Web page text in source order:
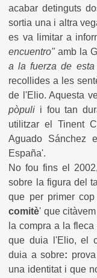
acabar detinguts
sortia una i altra
es va limitar a
encuentro"amb la
a la fuerza de esta
recollides a les
de l'Elio. Aquesta
pòpuli i fou tan
utilitzar el Tinent
Aguado Sánchez
España'.
No fou fins el
sobre la figura del
que per primer
comitè' que
la compra a la
que duia l'Elio, el
duia a sobre:
una identitat i que